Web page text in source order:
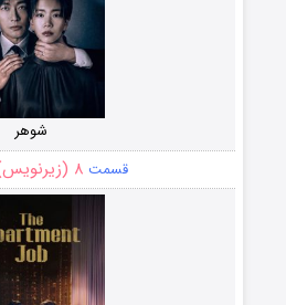
شوهر
قسمت ۸ (زیرنویس)